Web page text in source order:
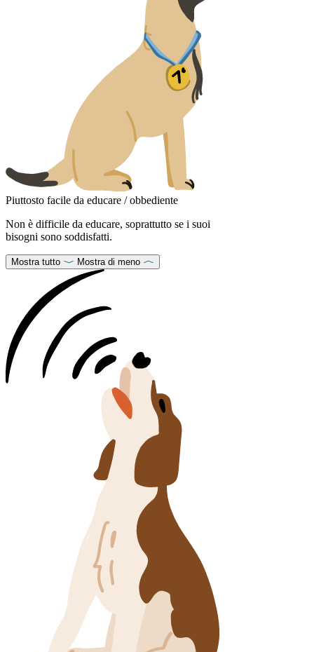
Piuttosto facile da educare / obbediente
Non è difficile da educare, soprattutto se i suoi
bisogni sono soddisfatti.
Mostra tutto Mostra di meno